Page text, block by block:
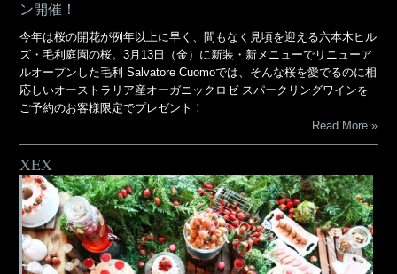
ン開催！
今年は桜の開花が例年以上に早く、間もなく見頃を迎える六本木ヒル
ズ・毛利庭園の桜。3月13日（金）に新装・新メニューでリニューア
ルオープンした毛利 Salvatore Cuomoでは、そんな桜を愛でるのに相
応しいオーストラリア産オーガニックロゼ スパークリングワインを
ご予約のお客様限定でプレゼント！
Read More
XEX